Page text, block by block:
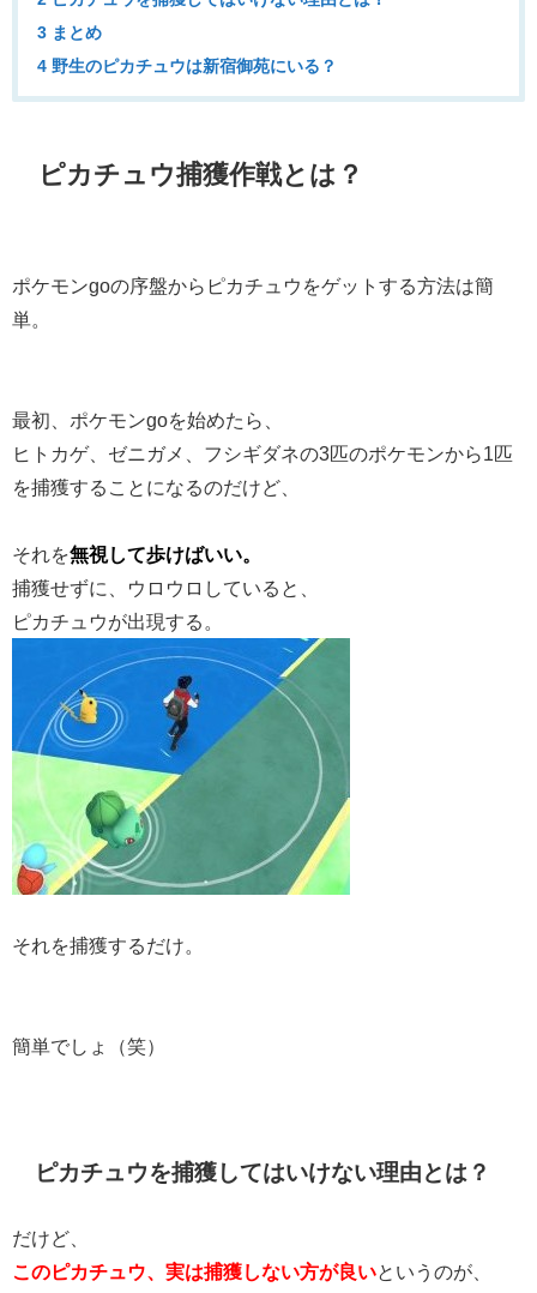
3 まとめ
4 野生のピカチュウは新宿御苑にいる？
ピカチュウ捕獲作戦とは？
ポケモンgoの序盤からピカチュウをゲットする方法は簡
単。
最初、ポケモンgoを始めたら、
ヒトカゲ、ゼニガメ、フシギダネの3匹のポケモンから1匹
を捕獲することになるのだけど、
それを無視して歩けばいい。
捕獲せずに、ウロウロしていると、
ピカチュウが出現する。
それを捕獲するだけ。
簡単でしょ（笑）
ピカチュウを捕獲してはいけない理由とは？
だけど、
このピカチュウ、実は捕獲しない方が良いというのが、